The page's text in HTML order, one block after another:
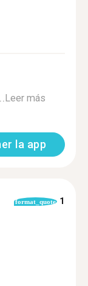
Leer más
la app
format_quote 1